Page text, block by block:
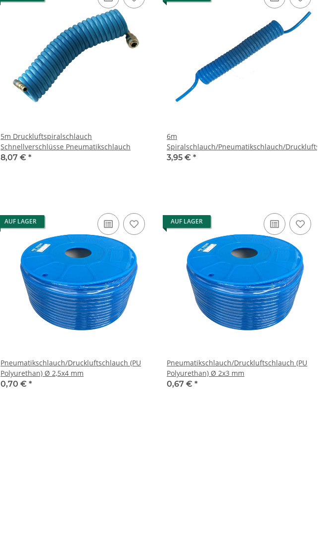
5m Druckluftspiralschlauch
Schnellverschlüsse Pneumatikschlauch
8,07 € *
6m
Spiralschlauch/Pneumatikschlauch/
3,95 € *
AUF LAGER
Pneumatikschlauch/Druckluftschlauch (PU
Polyurethan) Ø 2,5x4 mm
0,70 € *
AUF LAGER
Pneumatikschlauch/Druckluftschlauch (PU
Polyurethan) Ø 2x3 mm
0,67 € *